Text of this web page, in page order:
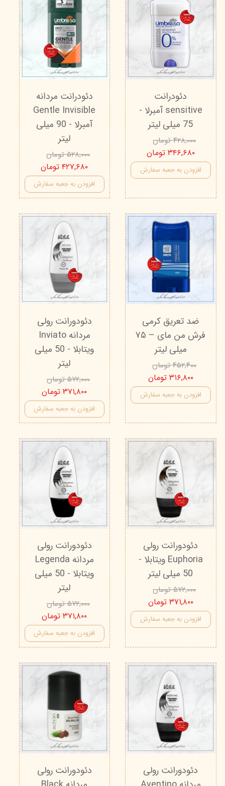
دئودرانت
sensitive آمبرلا -
75 میلی لیتر
۴۲۸,۰۰۰ تومان
۳۴۶,۶۸۰ تومان
افزودن به جعبه سفارش
دئودرانت مردانه
Gentle Invisible
آمبرلا - 90 میلی
لیتر
۵۲۸,۰۰۰ تومان
۴۲۷,۶۸۰ تومان
افزودن به جعبه سفارش
ضد تعریق کرمی
فرش من مای – ۷۵
میلی لیتر
۴۵۲,۴۰۰ تومان
۳۱۶,۸۰۰ تومان
افزودن به جعبه سفارش
دئودورانت رولی
مردانه Inviato
ویتابلا - 50 میلی
لیتر
۵۷۲,۰۰۰ تومان
۳۷۱,۸۰۰ تومان
افزودن به جعبه سفارش
دئودورانت رولی
Euphoria ویتابلا -
50 میلی لیتر
۵۷۲,۰۰۰ تومان
۳۷۱,۸۰۰ تومان
افزودن به جعبه سفارش
دئودورانت رولی
مردانه Legenda
ویتابلا - 50 میلی
لیتر
۵۷۲,۰۰۰ تومان
۳۷۱,۸۰۰ تومان
افزودن به جعبه سفارش
دئودورانت رولی
دئودورانت رولی